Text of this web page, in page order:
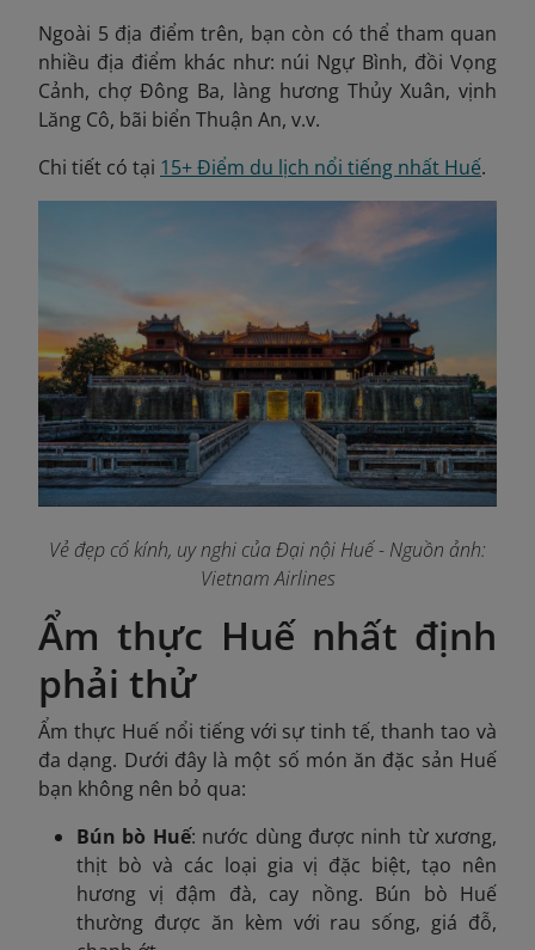
Ngoài 5 địa điểm trên, bạn còn có thể tham quan
nhiều địa điểm khác như: núi Ngự Bình, đồi Vọng
Cảnh, chợ Đông Ba, làng hương Thủy Xuân, vịnh
Lăng Cô, bãi biển Thuận An, v.v.
Chi tiết có tại 15+ Điểm du lịch nổi tiếng nhất Huế.
Vẻ đẹp cổ kính, uy nghi của Đại nội Huế - Nguồn ảnh:
Vietnam Airlines
Ẩm thực Huế nhất định
phải thử
Ẩm thực Huế nổi tiếng với sự tinh tế, thanh tao và
đa dạng. Dưới đây là một số món ăn đặc sản Huế
bạn không nên bỏ qua:
Bún bò Huế: nước dùng được ninh từ xương,
thịt bò và các loại gia vị đặc biệt, tạo nên
hương vị đậm đà, cay nồng. Bún bò Huế
thường được ăn kèm với rau sống, giá đỗ,